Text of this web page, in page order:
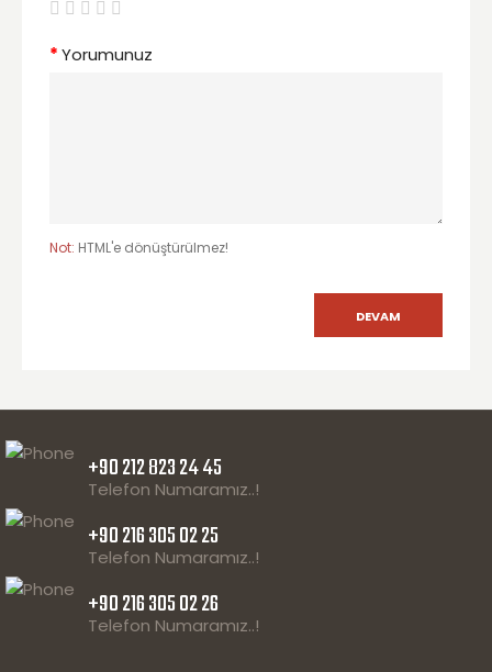
Yorumunuz
Not: HTML'e dönüştürülmez!
DEVAM
+90 212 823 24 45
Telefon Numaramız..!
+90 216 305 02 25
Telefon Numaramız..!
+90 216 305 02 26
Telefon Numaramız..!